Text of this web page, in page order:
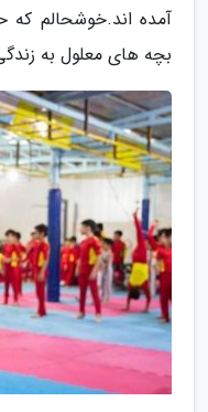
آمده اند.خوشحالم که
بچه های معلول به